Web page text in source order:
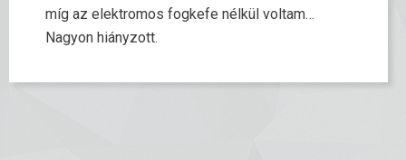
míg az elektromos fogkefe nélkül voltam…
Nagyon hiányzott.